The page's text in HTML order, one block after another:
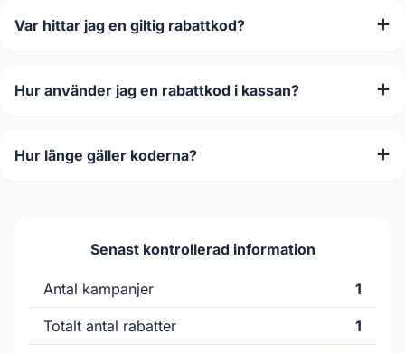
Var hittar jag en giltig rabattkod?
Hur använder jag en rabattkod i kassan?
Hur länge gäller koderna?
Senast kontrollerad information
Antal kampanjer 1
Totalt antal rabatter 1